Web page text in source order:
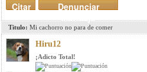
Denunciar
mensaje
Citar
Titulo: Mi cachorro no para de comer
Hiru12
¡Adicto Total!